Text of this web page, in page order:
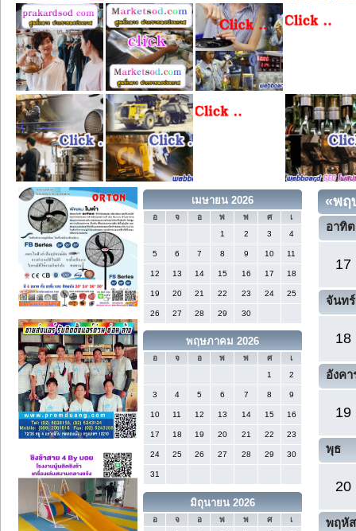
เมษายน 2026
อ จ อ พ พ ศ
เ
1
2 3 4
5 6 7 8 9 10 11
12 13 14 15 16 17 18
19 20 21 22 23 24 25
26 27 28 29 30
พฤษภาคม 2026
อ จ อ พ พ ศ
เ
1
2
3 4 5 6 7 8 9
10 11 12 13 14 15 16
17 18 19 20 21 22 23
24 25 26 27 28 29 30
31
มิถุนายน 2026
อ จ อ พ พ ศ
เ
«พฤ
อาทิ
17
จันทร์
18
อังคา
19
พุธ
20
พฤหั